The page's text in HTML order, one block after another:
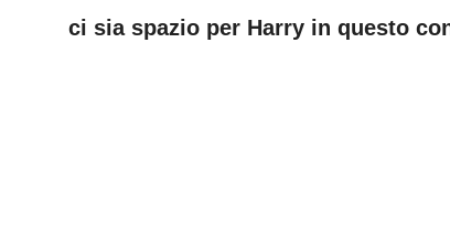
ci sia spazio per Harry in questo